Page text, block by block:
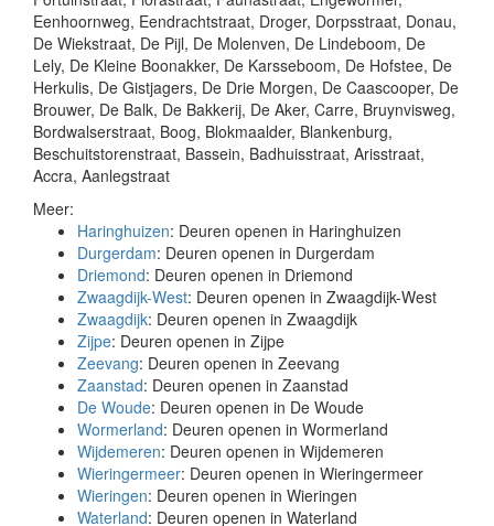
Eenhoornweg, Eendrachtstraat, Droger, Dorpsstraat, Donau,
De Wiekstraat, De Pijl, De Molenven, De Lindeboom, De
Lely, De Kleine Boonakker, De Karsseboom, De Hofstee, De
Herkulis, De Gistjagers, De Drie Morgen, De Caascooper, De
Brouwer, De Balk, De Bakkerij, De Aker, Carre, Bruynvisweg,
Bordwalserstraat, Boog, Blokmaalder, Blankenburg,
Beschuitstorenstraat, Bassein, Badhuisstraat, Arisstraat,
Accra, Aanlegstraat
Meer:
Haringhuizen: Deuren openen in Haringhuizen
Durgerdam: Deuren openen in Durgerdam
Driemond: Deuren openen in Driemond
Zwaagdijk-West: Deuren openen in Zwaagdijk-West
Zwaagdijk: Deuren openen in Zwaagdijk
Zijpe: Deuren openen in Zijpe
Zeevang: Deuren openen in Zeevang
Zaanstad: Deuren openen in Zaanstad
De Woude: Deuren openen in De Woude
Wormerland: Deuren openen in Wormerland
Wijdemeren: Deuren openen in Wijdemeren
Wieringermeer: Deuren openen in Wieringermeer
Wieringen: Deuren openen in Wieringen
Waterland: Deuren openen in Waterland